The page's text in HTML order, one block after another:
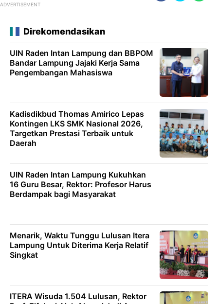
ADVERTISEMENT
Direkomendasikan
UIN Raden Intan Lampung dan BBPOM
Bandar Lampung Jajaki Kerja Sama
Pengembangan Mahasiswa
Kadisdikbud Thomas Amirico Lepas
Kontingen LKS SMK Nasional 2026,
Targetkan Prestasi Terbaik untuk
Daerah
UIN Raden Intan Lampung Kukuhkan
16 Guru Besar, Rektor: Profesor Harus
Berdampak bagi Masyarakat
Menarik, Waktu Tunggu Lulusan Itera
Lampung Untuk Diterima Kerja Relatif
Singkat
ITERA Wisuda 1.504 Lulusan, Rektor